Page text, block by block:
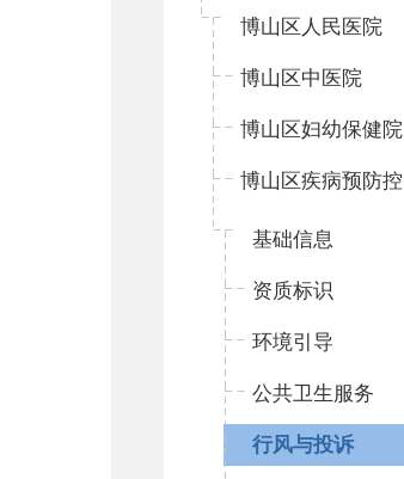
​博山区人民医院
博山区中医院
博山区妇幼保健院
基础信息
资质标识
环境引导
公共卫生服务
行风与投诉